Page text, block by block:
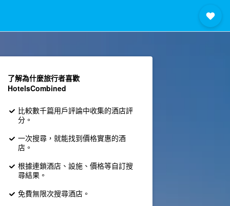
了解為什麼旅行者喜歡
HotelsCombined
比較數千篇用戶評論中收集的酒店評
分。
一次搜尋，就能找到價格實惠的酒
店。
根據連鎖酒店、設施、價格等自訂搜
尋結果。
免費無限次搜尋酒店。